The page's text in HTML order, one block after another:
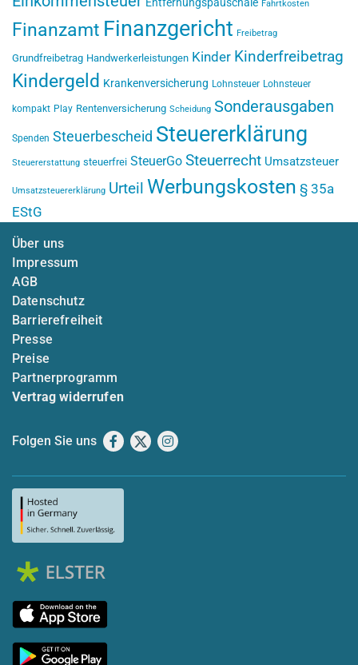
Fahrtkosten
Finanzamt Finanzgericht Freibetrag
Grundfreibetrag Handwerkerleistungen Kinder Kinderfreibetrag
Kindergeld Krankenversicherung Lohnsteuer Lohnsteuer
kompakt Play Rentenversicherung Scheidung Sonderausgaben
Spenden Steuerbescheid Steuererklärung
Steuererstattung steuerfrei SteuerGo Steuerrecht Umsatzsteuer
Umsatzsteuererklärung Urteil Werbungskosten § 35a
EStG
Über uns
Impressum
AGB
Datenschutz
Barrierefreiheit
Presse
Preise
Partnerprogramm
Vertrag widerrufen
Folgen Sie uns Facebook
X Instagram